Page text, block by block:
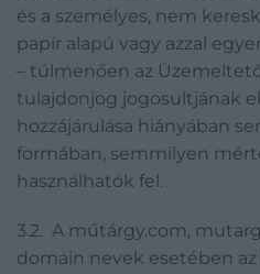
és a személyes, nem
papír alapú vagy azzal
– túlmenően az
tulajdonjog jogosultjának
hozzájárulása hiányában
formában, semmilyen
használhatók fel.
3.2. A műtárgy.com,
domain nevek esetében